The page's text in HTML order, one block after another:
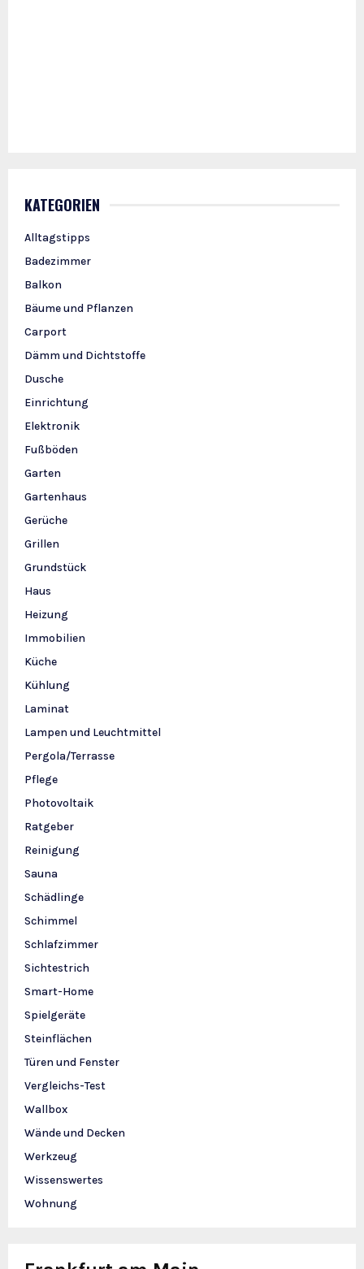
KATEGORIEN
Alltagstipps
Badezimmer
Balkon
Bäume und Pflanzen
Carport
Dämm und Dichtstoffe
Dusche
Einrichtung
Elektronik
Fußböden
Garten
Gartenhaus
Gerüche
Grillen
Grundstück
Haus
Heizung
Immobilien
Küche
Kühlung
Laminat
Lampen und Leuchtmittel
Pergola/Terrasse
Pflege
Photovoltaik
Ratgeber
Reinigung
Sauna
Schädlinge
Schimmel
Schlafzimmer
Sichtestrich
Smart-Home
Spielgeräte
Steinflächen
Türen und Fenster
Vergleichs-Test
Wallbox
Wände und Decken
Werkzeug
Wissenswertes
Wohnung